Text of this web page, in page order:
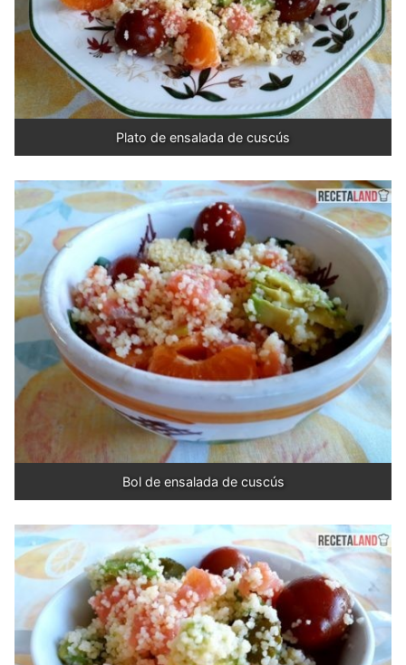
Plato de ensalada de cuscús
Bol de ensalada de cuscús